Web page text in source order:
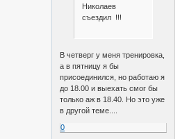
Николаев
съездил !!!
В четверг у меня тренировка,
а в пятницу я бы
присоединился, но работаю я
до 18.00 и выехать смог бы
только аж в 18.40. Но это уже
в другой теме....
0